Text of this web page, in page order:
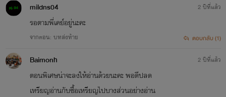
mildns04
รอตามพี่เคย์อยู่นะคะ
จากตอน: บทส่งท้าย
2 ปีที่แล้ว
ตอบกลับ (1)
Baimonh
ตอนพิเศษน่าจะลงให้อ่านด้วยนะคะ พอดีปลด
เหรียญอ่านกับซื้อเหรียญไปบางส่วนอย่างอ่าน
2 ปีที่แล้ว